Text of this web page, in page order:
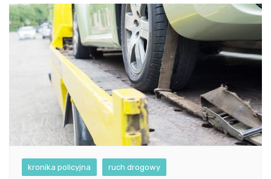
kronika policyjna ruch drogowy